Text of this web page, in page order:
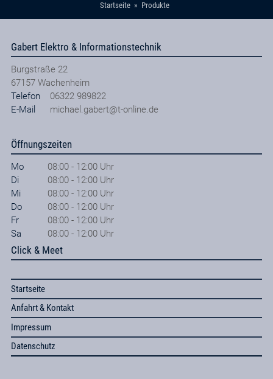
Startseite Produkte
Gabert Elektro & Informationstechnik
Burgstraße 22
67157 Wachenheim
Telefon
06322 989822
E-Mail
michael.gabert@t-online.de
Öffnungszeiten
Mo
08:00 - 12:00 Uhr
Di
08:00 - 12:00 Uhr
Mi
08:00 - 12:00 Uhr
Do
08:00 - 12:00 Uhr
Fr
08:00 - 12:00 Uhr
Sa
08:00 - 12:00 Uhr
Click & Meet
Startseite
Anfahrt & Kontakt
Impressum
Datenschutz